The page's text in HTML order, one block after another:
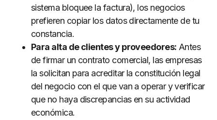
sistema bloquee la factura), los negocios
prefieren copiar los datos directamente de tu
constancia.
Para alta de clientes y proveedores: Antes
de firmar un contrato comercial, las empresas
la solicitan para acreditar la constitución legal
del negocio con el que van a operar y verificar
que no haya discrepancias en su actividad
económica.